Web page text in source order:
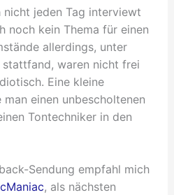
jeden Tag interviewt
noch kein Thema für einen
allerdings, unter
waren nicht frei
Eine kleine
einen unbescholtenen
Tontechniker in den
Sendung empfahl mich
, als nächsten